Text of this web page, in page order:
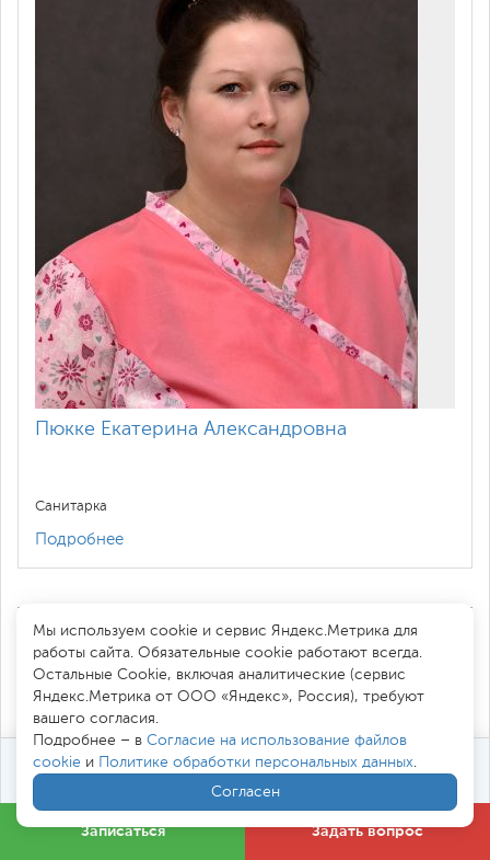
Пюкке Екатерина Александровна
Санитарка
Подробнее
Записаться Задать вопрос
Записаться на прием Задать вопрос
ЗАПИСАТЬСЯ НА ПРИЕМ
Вопросы и ответы
Отзывы Обратная связь
Мы используем cookie и сервис Яндекс.Метрика для
работы сайта. Обязательные cookie работают всегда.
Остальные Сookie, включая аналитические (сервис
Яндекс.Метрика от ООО «Яндекс», Россия), требуют
вашего согласия.
Подробнее – в Согласие на использование файлов
cookie и Политике обработки персональных данных.
Согласен